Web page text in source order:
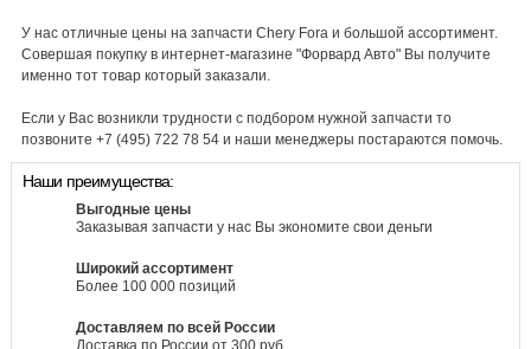
У нас отличные цены на запчасти Chery Fora и большой ассортимент.
Совершая покупку в интернет-магазине "Форвард Авто" Вы получите
именно тот товар который заказали.
Если у Вас возникли трудности с подбором нужной запчасти то
позвоните +7 (495) 722 78 54 и наши менеджеры постараются помочь.
Наши преимущества:
Выгодные цены
Заказывая запчасти у нас Вы экономите свои деньги
Широкий ассортимент
Более 100 000 позиций
Доставляем по всей России